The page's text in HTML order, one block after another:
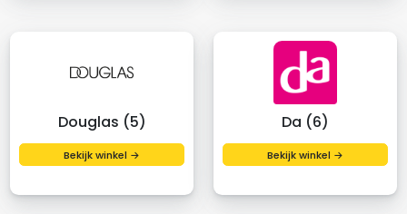
Douglas (5)
Bekijk winkel →
Da (6)
Bekijk winkel →